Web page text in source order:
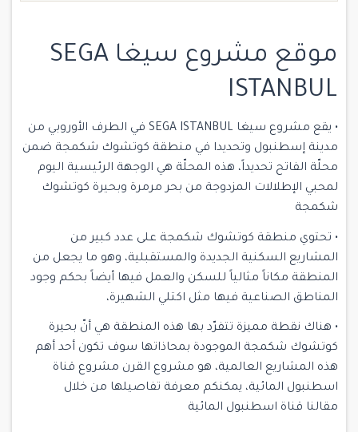
موقع مشروع سيغا SEGA
ISTANBUL
• يقع مشروع سيغا SEGA ISTANBUL في الطرف الأوروبي من
مدينة إسطنبول وتحديدا في منطقة كوتشوك شكمجة ضمن
محلّة الفاتح تحديداً، هذه المحلّة هي الوجهة الرئيسية اليوم
لمحبي الإطلالات المزدوجة من بحر مرمرة وبحيرة كوتشوك
شكمجة
• تحتوي منطقة كوتشوك شكمجة على عدد كبير من
المشاريع السكنية الجديدة والمستقبلية، وهو ما يجعل من
المنطقة مكاناً مثالياً للسكن والعمل فيها أيضاً بحكم وجود
المناطق الصناعية فيها مثل اكتلي الشهيرة،
• هناك نقطة مميزة تتفرّد بها هذه المنطقة هي أنّ بحيرة
كوتشوك شكمجة الموجودة بمحاذاتها سوف تكون أحد أهم
هذه المشاريع العالمية، هو مشروع القرن مشروع قناة
اسطنبول المائية، يمكنكم معرفة تفاصيلها من خلال
مقالنا قناة اسطنبول المائية